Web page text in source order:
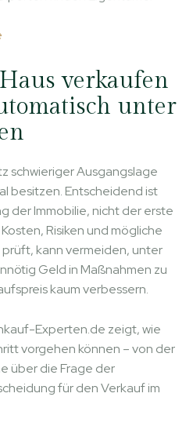
verkaufen
unter
schwieriger Ausgangslage
besitzen. Entscheidend ist
der Immobilie, nicht der erste
Risiken und mögliche
kann vermeiden, unter
Geld in Maßnahmen zu
kaum verbessern.
Experten.de zeigt, wie
vorgehen können – von der
über die Frage der
für den Verkauf im